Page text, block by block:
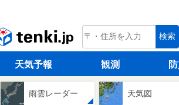
tenki.jp 検索
天気予報 観測
雨雲レーダー 天気図